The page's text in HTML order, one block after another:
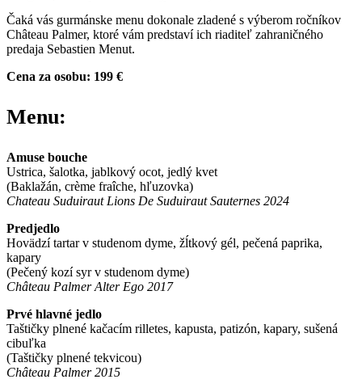
Čaká vás gurmánske menu dokonale zladené s výberom ročníkov
Château Palmer, ktoré vám predstaví ich riaditeľ zahraničného
predaja Sebastien Menut.
Cena za osobu: 199 €
Menu:
Amuse bouche
Ustrica, šalotka, jablkový ocot, jedlý kvet
(Baklažán, crème fraîche, hľuzovka)
Chateau Suduiraut Lions De Suduiraut Sauternes 2024
Predjedlo
Hovädzí tartar v studenom dyme, žĺtkový gél, pečená paprika,
kapary
(Pečený kozí syr v studenom dyme)
Château Palmer Alter Ego 2017
Prvé hlavné jedlo
Taštičky plnené kačacím rilletes, kapusta, patizón, kapary, sušená
cibuľka
(Taštičky plnené tekvicou)
Château Palmer 2015